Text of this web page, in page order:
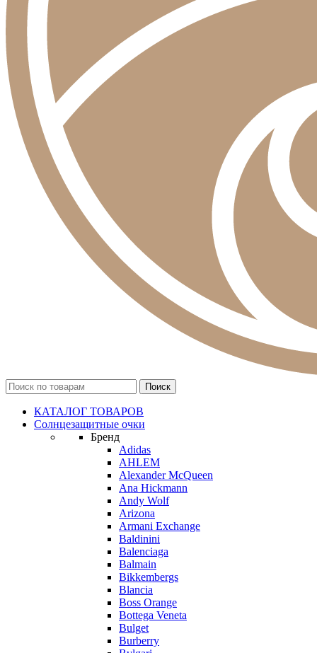
КАТАЛОГ ТОВАРОВ
Солнцезащитные очки
Бренд
Adidas
AHLEM
Alexander McQueen
Ana Hickmann
Andy Wolf
Arizona
Armani Exchange
Baldinini
Balenciaga
Balmain
Bikkembergs
Blancia
Boss Orange
Bottega Veneta
Bulget
Burberry